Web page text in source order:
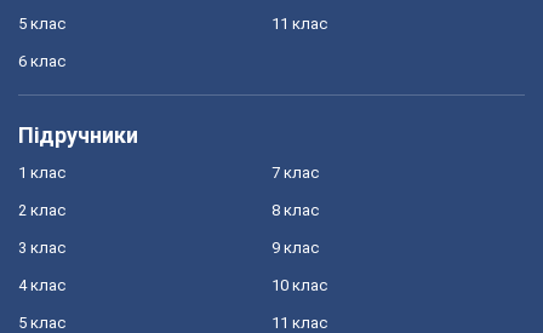
5 клас
6 клас
11 клас
Підручники
1 клас
2 клас
3 клас
4 клас
5 клас
7 клас
8 клас
9 клас
10 клас
11 клас